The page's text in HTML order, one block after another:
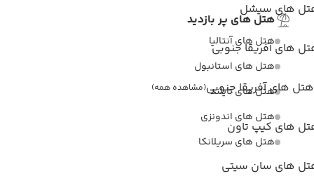
های سیشل
های آفریقا جنوبی
هتل های آفریقا جنوبی(مشاهده همه)
های کیپ تاون
های سان سیتی
هتل های پر بازدید
هتل های آنتالیا
هتل های استانبول
هتل های تایلند
هتل های اندونزی
هتل های سریلانکا